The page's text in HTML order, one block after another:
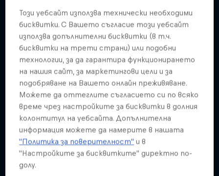
Този уебсайт използва технически необходими
бисквитки. С Вашето съгласие този уебсайт
използва допълнителни бисквитки (в т.ч.
бисквитки на трети страни) или подобни
технологии, за да гарантира функционирането
на нашия сайт, за маркетингови цели и за
подобряване на Вашето онлайн преживяване.
Можете да оттеглите съгласието си по всяко
време чрез настройките за бисквитки в долния
колонтитул на уебсайта. Допълнителна
информация можете да намерите в нашата
"Политика за поверителност" и в
"Настройките за бисквитките" директно по-
долу.